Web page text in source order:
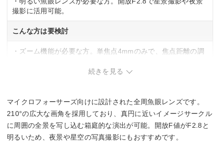
撮影に活用可能。
こんな方は要検討
・ズーム機能が必要な方。単焦点4mmのみで、焦点距離の調
続きを見る
マイクロフォーサーズ向けに設計された全周魚眼レンズです。
210°の広大な画角を採用しており、真円に近いイメージサークル
に周囲の全景を写し込む箱庭的な演出が可能。開放F値がF2.8と
明るいため、夜景や星空の写真撮影にもおすすめです。